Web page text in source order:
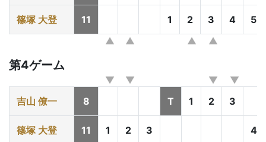
篠塚 大登 11 1 2 3 4 5
第4ゲーム
吉山 僚一 8 T 1 2 3
篠塚 大登 11 1 2 3 4